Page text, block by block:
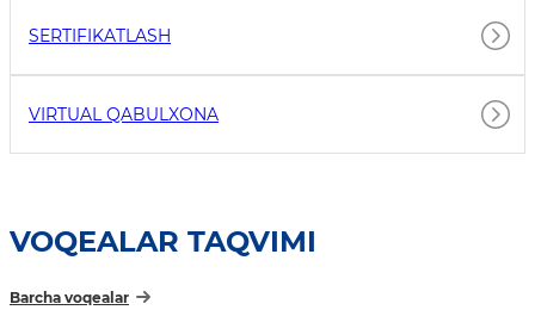
SERTIFIKATLASH
VIRTUAL QABULXONA
VOQEALAR TAQVIMI
Barcha voqealar